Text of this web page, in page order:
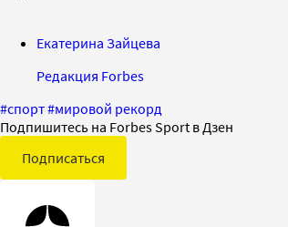
Екатерина Зайцева
Редакция Forbes
#спорт#мировой рекорд
Подпишитесь на Forbes Sport в Дзен
Подписаться